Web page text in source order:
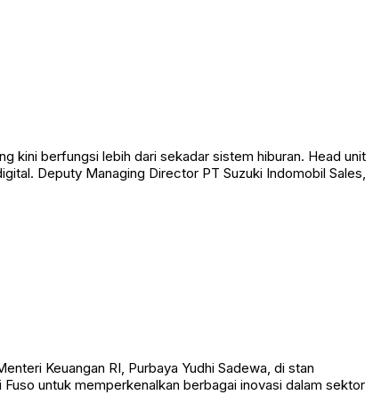
kini berfungsi lebih dari sekadar sistem hiburan. Head unit
Deputy Managing Director PT Suzuki Indomobil Sales,
Keuangan RI, Purbaya Yudhi Sadewa, di stan
untuk memperkenalkan berbagai inovasi dalam sektor